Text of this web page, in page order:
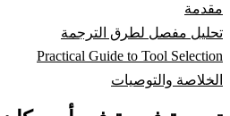
مقدمة
تحليل مفصل لطرق الترجمة
Practical Guide to Tool Selection
الخلاصة والتوصيات